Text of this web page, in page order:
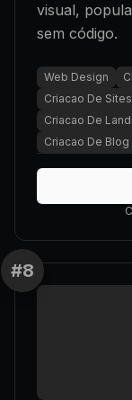
visual,
sem código.
Web Design
Criacao De
Criacao De
Criacao De Blog
#8